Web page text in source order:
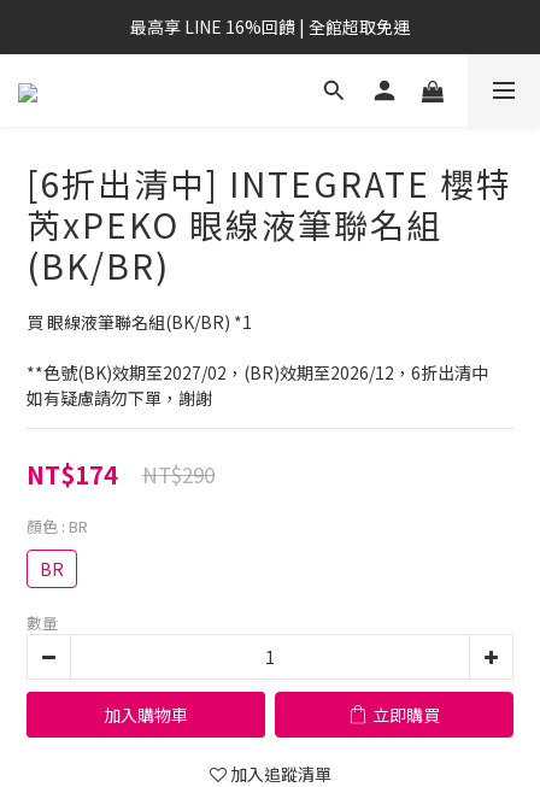
最高享 LINE 16%回饋 | 全館超取免運
[6折出清中] INTEGRATE 櫻特
芮xPEKO 眼線液筆聯名組
(BK/BR)
買 眼線液筆聯名組(BK/BR) *1
**色號(BK)效期至2027/02，(BR)效期至2026/12，6折出清中
如有疑慮請勿下單，謝謝
NT$174 NT$290
顏色 : BR
BR
數量
加入購物車 立即購買
加入追蹤清單